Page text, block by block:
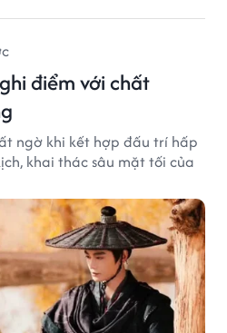
điểm với chất
ngờ khi kết hợp đấu trí hấp
khai thác sâu mặt tối của